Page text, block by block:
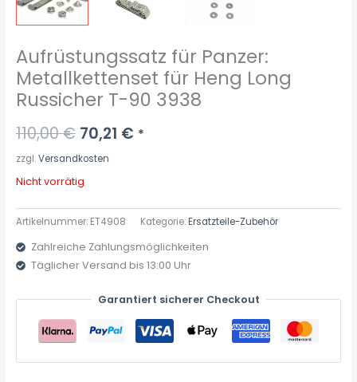
Aufrüstungssatz für Panzer:
Metallkettenset für Heng Long
Russicher T-90 3938
110,00€ 70,21 € *
zzgl.Versandkosten
Nicht vorrätig
Artikelnummer: ET4908 Kategorie:Ersatzteile-Zubehör
Zahlreiche Zahlungsmöglichkeiten
Täglicher Versand bis 13:00 Uhr
Garantiert sicherer Checkout